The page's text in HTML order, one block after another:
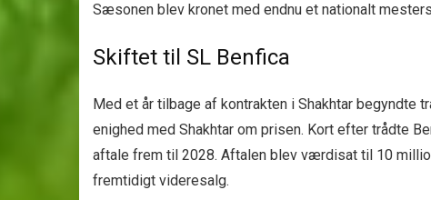
Sæsonen blev kronet med endnu et nationalt
Skiftet til SL Benfica
Med et år tilbage af kontrakten i Shakhtar begyndte
enighed med Shakhtar om prisen. Kort efter trådte
aftale frem til 2028. Aftalen blev værdisat til 10
fremtidigt videresalg.